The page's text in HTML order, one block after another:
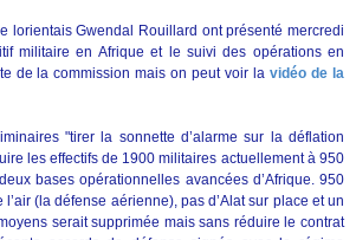
lorientais Gwendal Rouillard ont présenté mercredi
militaire en Afrique et le suivi des opérations en
de la commission mais on peut voir la vidéo de la
"tirer la sonnette d’alarme sur la déflation
les effectifs de 1900 militaires actuellement à 950
bases opérationnelles avancées d’Afrique. 950
(la défense aérienne), pas d’Alat sur place et un
serait supprimée mais sans réduire le contrat